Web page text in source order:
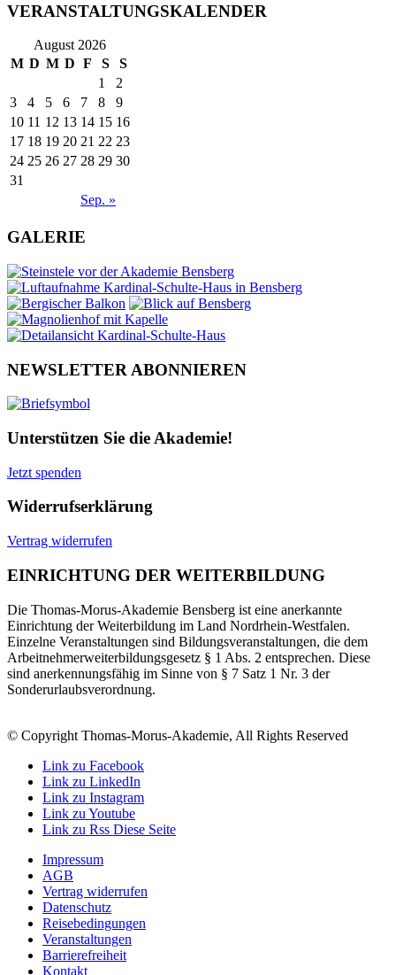
VERANSTALTUNGSKALENDER
August 2026
M D M D F S S
Sep. »
1
2
3
4 5 6 7 8
9
10 11 12 13 14 15 16
17 18 19 20 21 22 23
24 25 26 27 28 29 30
31
GALERIE
NEWSLETTER ABONNIEREN
Unterstützen Sie die Akademie!
Jetzt spenden
Widerrufserklärung
Vertrag widerrufen
EINRICHTUNG DER WEITERBILDUNG
Die Thomas-Morus-Akademie Bensberg ist eine anerkannte
Einrichtung der Weiterbildung im Land Nordrhein-Westfalen.
Einzelne Veranstaltungen sind Bildungsveranstaltungen, die dem
Arbeitnehmerweiterbildungsgesetz § 1 Abs. 2 entsprechen. Diese
sind anerkennungsfähig im Sinne von § 7 Satz 1 Nr. 3 der
Sonderurlaubsverordnung.
© Copyright Thomas-Morus-Akademie, All Rights Reserved
Link zu Facebook
Link zu LinkedIn
Link zu Instagram
Link zu Youtube
Link zu Rss Diese Seite
Impressum
AGB
Vertrag widerrufen
Datenschutz
Reisebedingungen
Veranstaltungen
Barrierefreiheit
Kontakt